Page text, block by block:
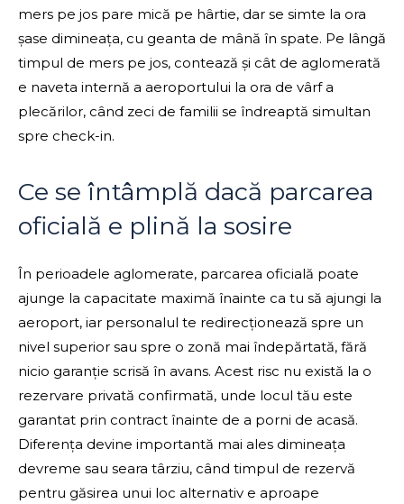
mers pe jos pare mică pe hârtie, dar se simte la ora
șase dimineața, cu geanta de mână în spate. Pe lângă
timpul de mers pe jos, contează și cât de aglomerată
e naveta internă a aeroportului la ora de vârf a
plecărilor, când zeci de familii se îndreaptă simultan
spre check-in.
Ce se întâmplă dacă parcarea
oficială e plină la sosire
În perioadele aglomerate, parcarea oficială poate
ajunge la capacitate maximă înainte ca tu să ajungi la
aeroport, iar personalul te redirecționează spre un
nivel superior sau spre o zonă mai îndepărtată, fără
nicio garanție scrisă în avans. Acest risc nu există la o
rezervare privată confirmată, unde locul tău este
garantat prin contract înainte de a porni de acasă.
Diferența devine importantă mai ales dimineața
devreme sau seara târziu, când timpul de rezervă
pentru găsirea unui loc alternativ e aproape